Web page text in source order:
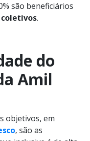
são beneficiários
coletivos.
do
Amil
objetivos, em
, são as